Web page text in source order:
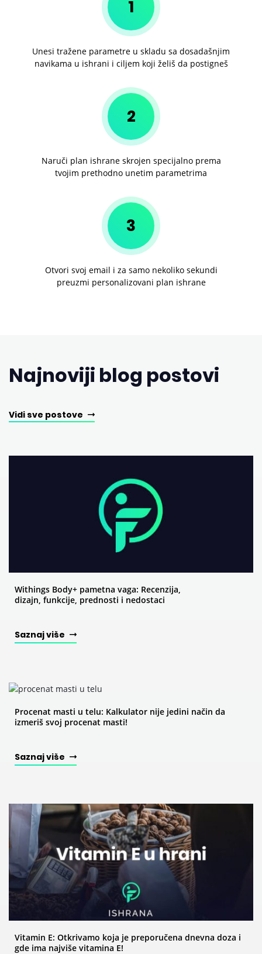
1
Unesi tražene parametre u skladu sa dosadašnjim
navikama u ishrani i ciljem koji želiš da postigneš
2
Naruči plan ishrane skrojen specijalno prema
tvojim prethodno unetim parametrima
3
Otvori svoj email i za samo nekoliko sekundi
preuzmi personalizovani plan ishrane
Najnoviji blog postovi
Vidi sve postove
Withings Body+ pametna vaga: Recenzija,
dizajn, funkcije, prednosti i nedostaci
Saznaj više
Procenat masti u telu: Kalkulator nije jedini način da
izmeriš svoj procenat masti!
Saznaj više
Vitamin E: Otkrivamo koja je preporučena dnevna doza i
gde ima najviše vitamina E!